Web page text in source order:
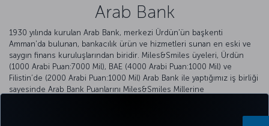
Arab Bank
1930 yılında kurulan Arab Bank, merkezi Ürdün'ün başkenti
Amman'da bulunan, bankacılık ürün ve hizmetleri sunan en eski ve
saygın finans kuruluşlarından biridir. Miles&Smiles üyeleri, Ürdün
(1000 Arabi Puan:7000 Mil), BAE (4000 Arabi Puan:1000 Mil) ve
Filistin’de (2000 Arabi Puan:1000 Mil) Arab Bank ile yaptığımız iş birliği
sayesinde Arab Bank Puanlarını Miles&Smiles Millerine